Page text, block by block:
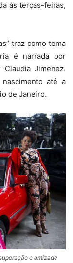
às terças-feiras,
traz como tema
é narrada por
Jimenez.
até a
de Janeiro.
e amizade